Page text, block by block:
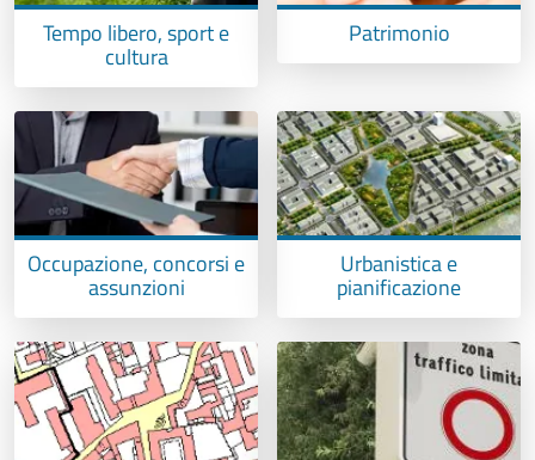
Tempo libero, sport e
cultura
Patrimonio
Occupazione, concorsi e
assunzioni
Urbanistica e
pianificazione